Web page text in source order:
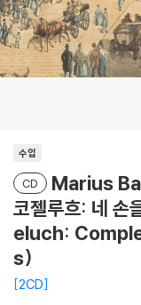
수입
CD
Marius
코젤루흐: 네 손
eluch:
s)
2CD